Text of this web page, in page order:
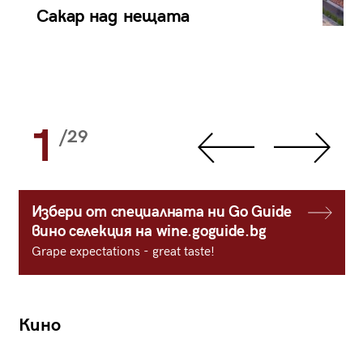
Сакар над нещата
1 /29
Избери от специалната ни Go Guide
вино селекция на wine.goguide.bg
Grape expectations - great taste!
Кино